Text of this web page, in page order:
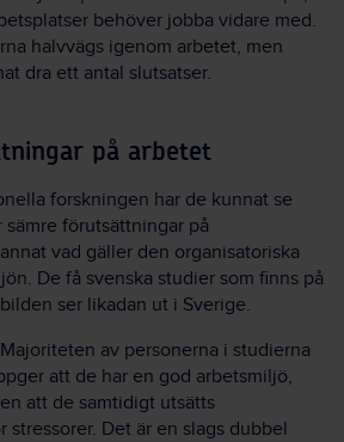
behöver jobba vidare med.
halvvägs igenom arbetet, men
dra ett antal slutsatser.
på arbetet
forskningen har de kunnat se
förutsättningar på
vad gäller den organisatoriska
De få svenska studier som finns på
ser likadan ut i Sverige.
av personerna i studierna
att de har en god arbetsmiljö,
att de samtidigt utsätts
stressorer. Det är en slags dubbel